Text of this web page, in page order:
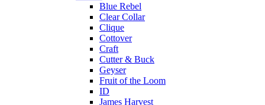
Blue Rebel
Clear Collar
Clique
Cottover
Craft
Cutter & Buck
Geyser
Fruit of the Loom
ID
James Harvest